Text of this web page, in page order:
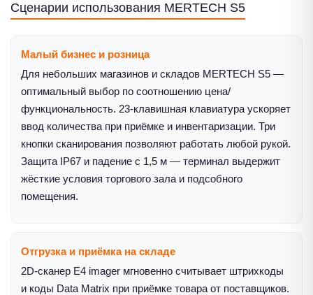
Сценарии использования MERTECH S5
Малый бизнес и розница
Для небольших магазинов и складов MERTECH S5 —
оптимальный выбор по соотношению цена/
функциональность. 23-клавишная клавиатура ускоряет
ввод количества при приёмке и инвентаризации. Три
кнопки сканирования позволяют работать любой рукой.
Защита IP67 и падение с 1,5 м — терминал выдержит
жёсткие условия торгового зала и подсобного
помещения.
Отгрузка и приёмка на складе
2D-сканер E4 imager мгновенно считывает штрихкоды
и коды Data Matrix при приёмке товара от поставщиков.